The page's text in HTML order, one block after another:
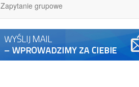
Zapytanie grupowe